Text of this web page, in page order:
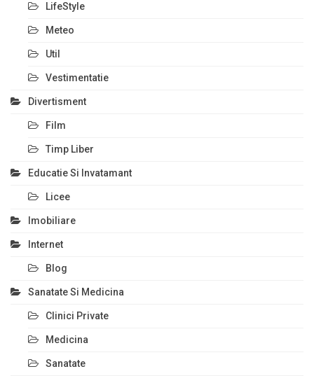
LifeStyle
Meteo
Util
Vestimentatie
Divertisment
Film
Timp Liber
Educatie Si Invatamant
Licee
Imobiliare
Internet
Blog
Sanatate Si Medicina
Clinici Private
Medicina
Sanatate